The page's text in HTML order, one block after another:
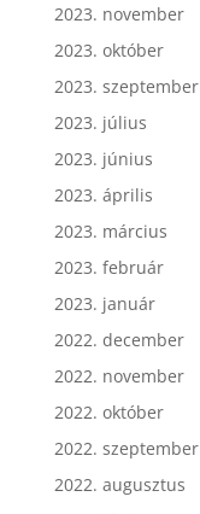
2023. november
2023. október
2023. szeptember
2023. július
2023. június
2023. április
2023. március
2023. február
2023. január
2022. december
2022. november
2022. október
2022. szeptember
2022. augusztus